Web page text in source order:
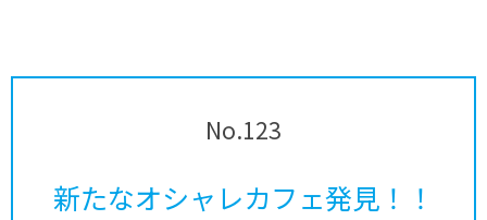
No.123
新たなオシャレカフェ発見！！